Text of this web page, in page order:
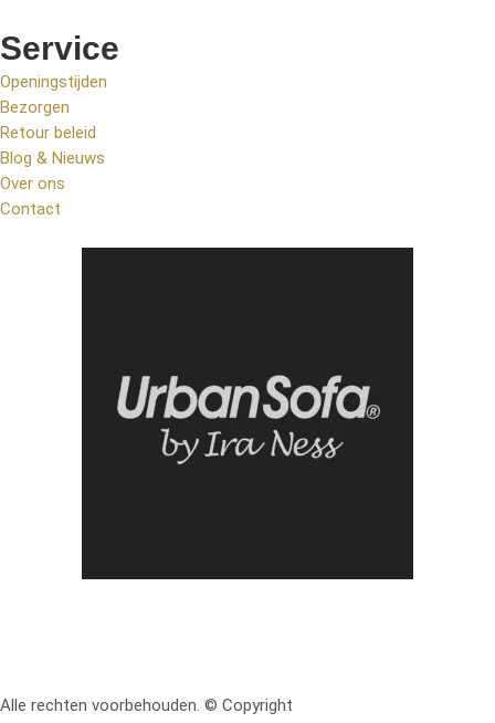
Service
Openingstijden
Bezorgen
Retour beleid
Blog & Nieuws
Over ons
Contact
Alle rechten voorbehouden. © Copyright